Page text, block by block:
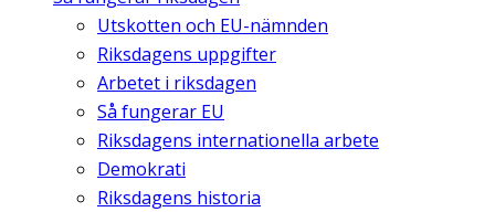
Utskotten och EU-nämnden
Riksdagens uppgifter
Arbetet i riksdagen
Så fungerar EU
Riksdagens internationella arbete
Demokrati
Riksdagens historia